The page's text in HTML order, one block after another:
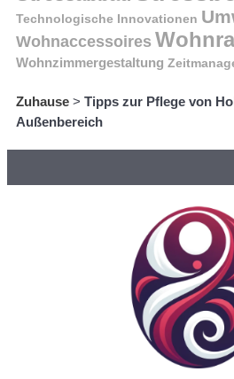
Technologische Innovationen
Wohnaccessoires
Wohnzimmergestaltung
Zuhause > Tipps zur Pflege von
Außenbereich